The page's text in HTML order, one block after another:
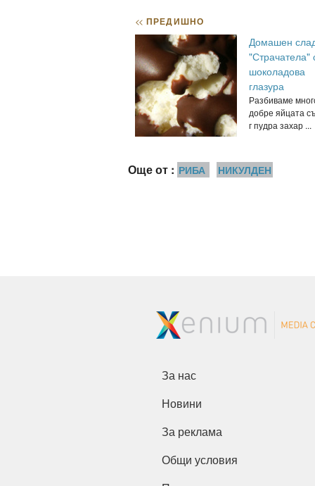
<< ПРЕДИШНО
Домашен
"Страчатела"
шоколадова
глазура
Разбиваме
добре яйцата
г пудра захар ...
Още от : РИБА НИКУЛДЕН
За нас
Новини
За реклама
Общи условия